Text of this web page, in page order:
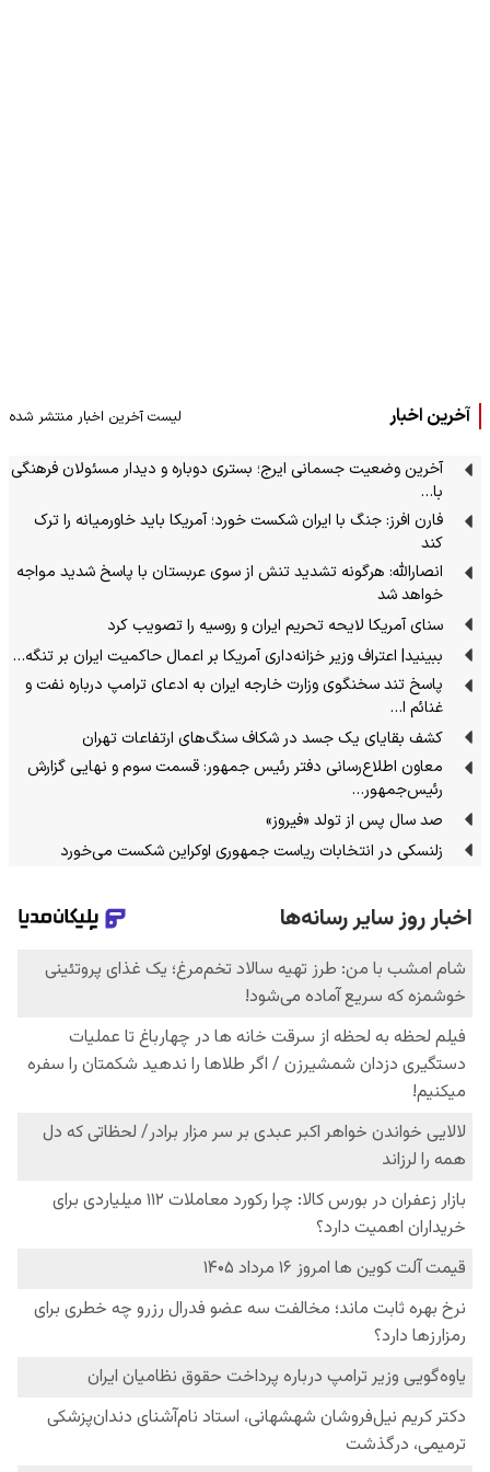
آخرین اخبار لیست آخرین اخبار منتشر شده
آخرین وضعیت جسمانی ایرج؛ بستری دوباره و دیدار مسئولان فرهنگی
با…
فارن افرز: جنگ با ایران شکست خورد؛ آمریکا باید خاورمیانه را ترک
کند
انصارالله: هرگونه تشدید تنش از سوی عربستان با پاسخ شدید مواجه
خواهد شد
سنای آمریکا لایحه تحریم ایران و روسیه را تصویب کرد
ببینید| اعتراف وزیر خزانه‌داری آمریکا بر اعمال حاکمیت ایران بر تنگه…
پاسخ تند سخنگوی وزارت خارجه ایران به ادعای ترامپ درباره نفت و
غنائم ا…
کشف بقایای یک جسد در شکاف سنگ‌های ارتفاعات تهران
معاون اطلاع‌رسانی دفتر رئیس جمهور: قسمت سوم و نهایی گزارش
رئیس‌جمهور…
صد سال پس از تولد «فیروز»
زلنسکی در انتخابات ریاست جمهوری اوکراین شکست می‌خورد